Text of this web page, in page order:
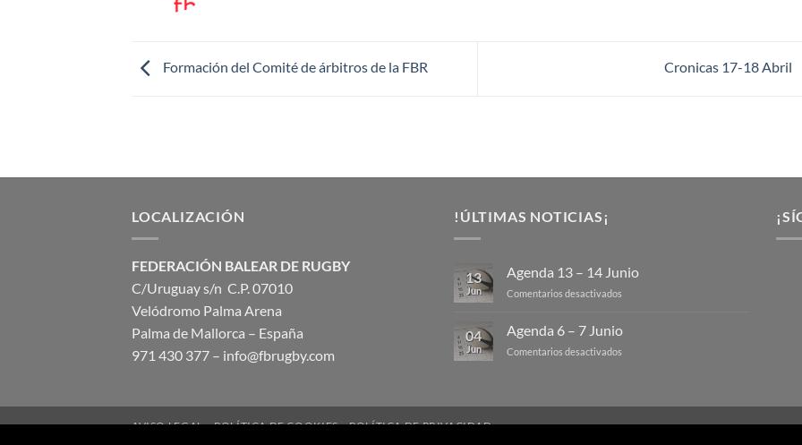
Formación del Comité de árbitros de la FBR Cronicas 17-18 Abril
LOCALIZACIÓN
FEDERACIÓN BALEAR DE RUGBY
C/Uruguay s/n C.P. 07010
Velódromo Palma Arena
Palma de Mallorca – España
971 430 377 – info@fbrugby.com
!ÚLTIMAS NOTICIAS¡
13
Jun
Agenda 13 – 14 Junio
Comentarios desactivados
–
04
Jun
Agenda 6 – 7 Junio
Comentarios desactivados
Junio
AVISO LEGAL POLÍTICA DE COOKIES POLÍTICA DE PRIVACIDAD